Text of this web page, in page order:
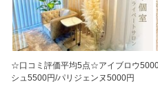
☆口コミ評価平均5点☆アイブロウ
シュ5500円/パリジェンヌ5000円